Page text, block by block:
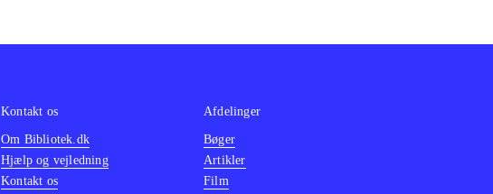
Kontakt os
Om Bibliotek.dk
Hjælp og vejledning
Kontakt os
Afdelinger
Bøger
Artikler
Film